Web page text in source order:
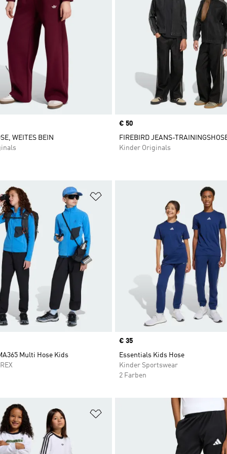
WEITES BEIN
Price
€ 50
FIREBIRD JEANS-
Kinder Originals
hinzufügen Zur Wunschliste hinzufügen
Multi Hose Kids
Price
€ 35
Essentials Kids Hose
Kinder Sportswear
2 Farben
hinzufügen Zur Wunschliste hinzufügen